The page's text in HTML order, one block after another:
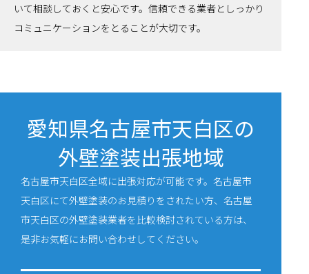
いて相談しておくと安心です。信頼できる業者としっかり
コミュニケーションをとることが大切です。
愛知県名古屋市天白区の
外壁塗装出張地域
名古屋市天白区全域に出張対応が可能です。名古屋市
天白区にて外壁塗装のお見積りをされたい方、名古屋
市天白区の外壁塗装業者を比較検討されている方は、
是非お気軽にお問い合わせしてください。